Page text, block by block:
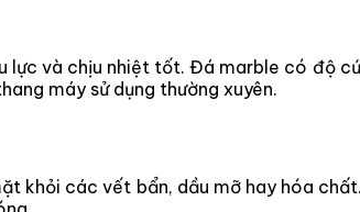
lực và chịu nhiệt tốt. Đá marble có độ
máy sử dụng thường xuyên.
khỏi các vết bẩn, dầu mỡ hay hóa